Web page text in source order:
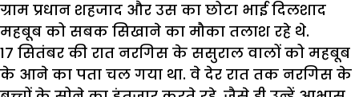
ग्राम प्रधान शहजाद और उस का छोटा भाई दिलशाद
महबूब को सबक सिखाने का मौका तलाश रहे थे.
17 सितंबर की रात नरगिस के ससुराल वालों को महबूब
के आने का पता चल गया था. वे देर रात तक नरगिस के